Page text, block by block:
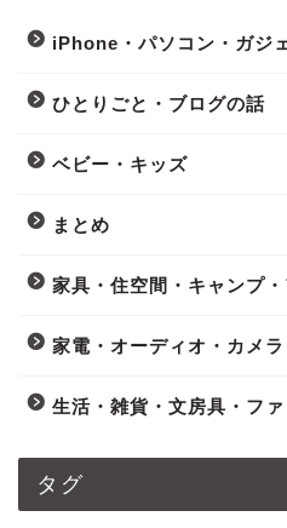
iPhone・パソコン・ガジ
ひとりごと・ブログの話
ベビー・キッズ
まとめ
家具・住空間・キャンプ
家電・オーディオ・カメラ
生活・雑貨・文房具・フ
タグ